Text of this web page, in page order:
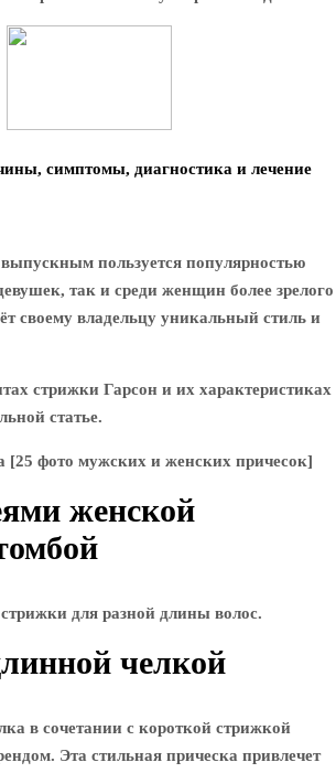
симптомы, диагностика и лечение
пользуется популярностью
так и среди женщин более зрелого
своему владельцу уникальный стиль и
стрижки Гарсон и их характеристиках
статье.
женской
для разной длины волос.
челкой
в сочетании с короткой стрижкой
Эта стильная прическа привлечет